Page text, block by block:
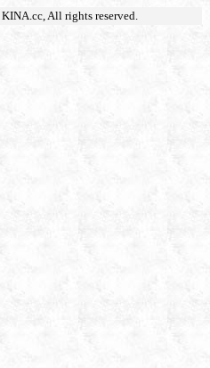
KINA.cc, All rights reserved.